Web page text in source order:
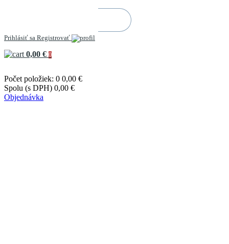
Prihlásiť sa Registrovať
0,00 € 0
Počet položiek: 0 0,00 €
Spolu (s DPH) 0,00 €
Objednávka